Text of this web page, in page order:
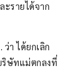
ะรายได้จาก
า ได้ยกเลิก
ริษัทแม่ตกลงที่